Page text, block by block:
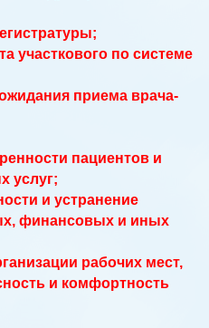
участкового по системе
приема врача-
пациентов и
услуг;
и устранение
финансовых и иных
рабочих мест,
и комфортность